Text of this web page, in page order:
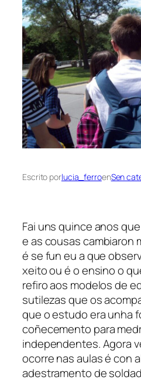
Escrito porlucia_ferroenSen
Fai uns quince anos
e as cousas cambiaron
é se fun eu a que
xeito ou é o ensino o
refiro aos modelos de
sutilezas que os
que o estudo era unha
coñecemento para
independentes. Agora
ocorre nas aulas é con
adestramento de